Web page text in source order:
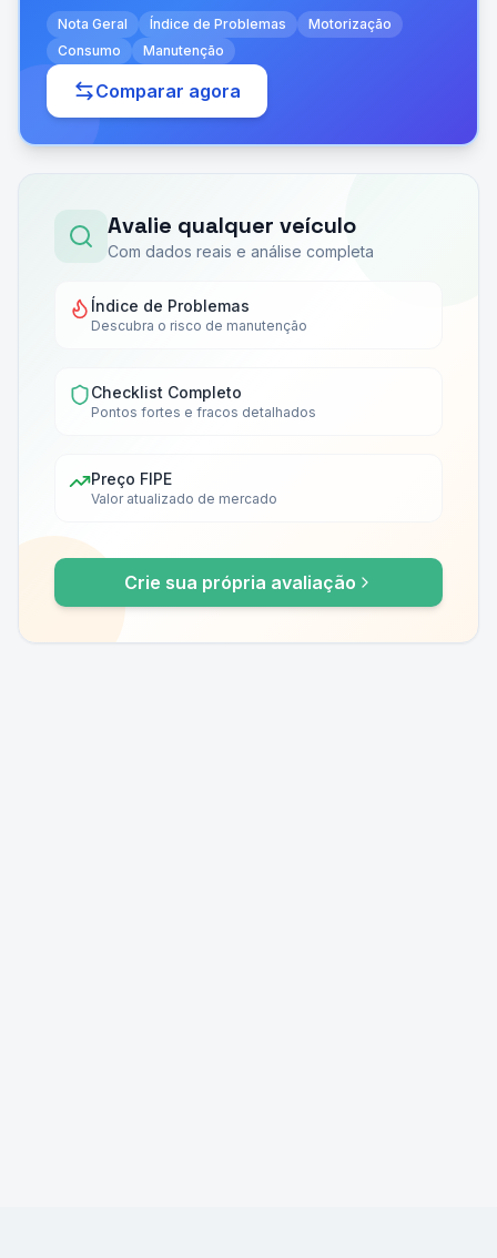
Nota Geral Índice de Problemas
Motorização
Consumo
Manutenção
Comparar agora
Avalie qualquer veículo
Com dados reais e análise completa
Índice de Problemas
Descubra o risco de manutenção
Checklist Completo
Pontos fortes e fracos detalhados
Preço FIPE
Valor atualizado de mercado
Crie sua própria avaliação